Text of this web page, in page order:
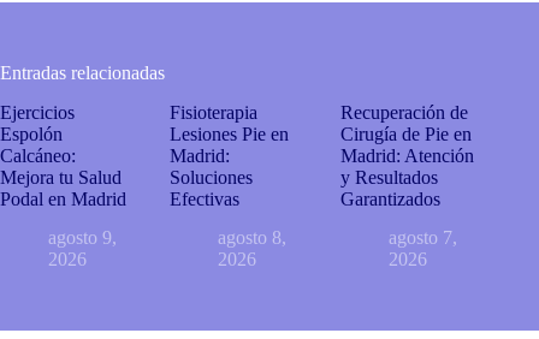
Entradas relacionadas
Ejercicios
Espolón
Calcáneo:
Mejora tu Salud
Podal en Madrid
agosto 9,
2026
Fisioterapia
Lesiones Pie en
Madrid:
Soluciones
Efectivas
agosto 8,
2026
Recuperación de
Cirugía de Pie en
Madrid: Atención
y Resultados
Garantizados
agosto 7,
2026